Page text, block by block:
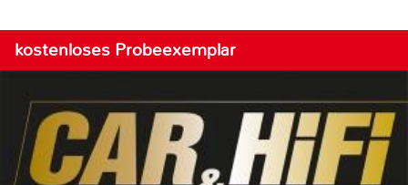
kostenloses Probeexemplar